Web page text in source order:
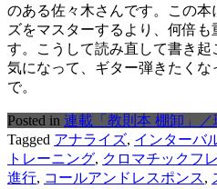
のある佐々木さんです。この
ズをマスターするより、何倍も
す。こうして読み直して書き
気になって、ギター弾きたくな
で。
Posted in 連載「教則本 棚卸」
Tagged アナライズ, インターバ
トレーニング, クロマチックフ
進行, コールアンドレスポンス,